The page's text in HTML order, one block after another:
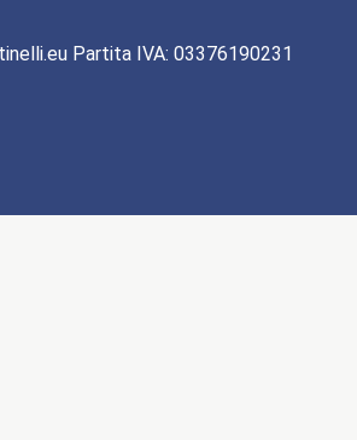
Partita IVA: 03376190231